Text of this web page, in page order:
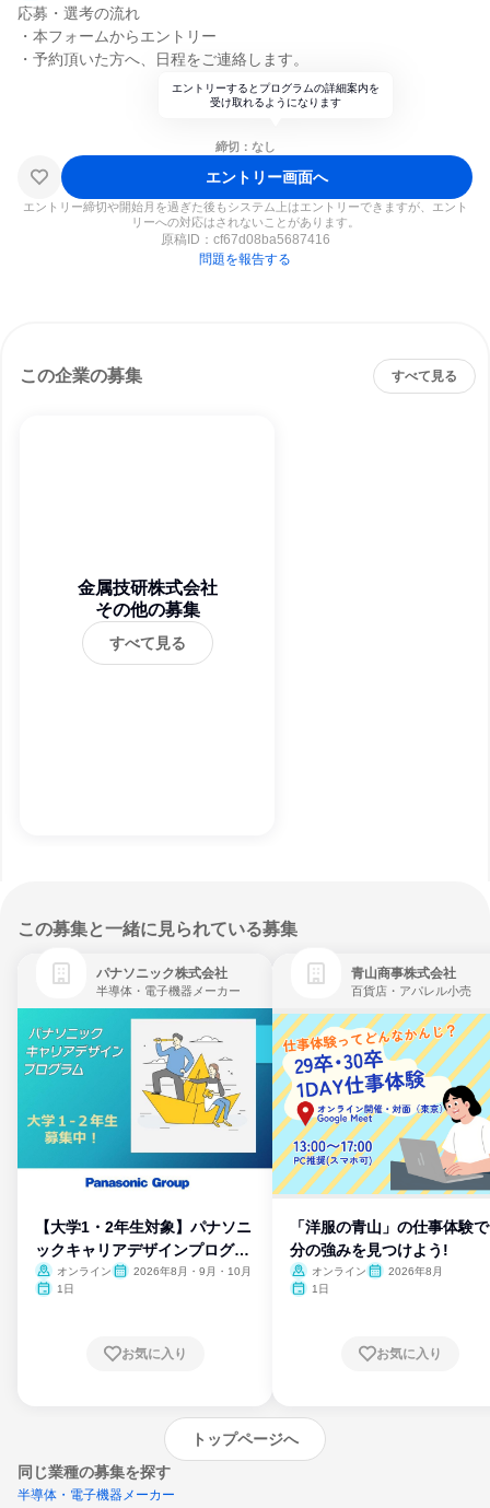
応募・選考の流れ
・本フォームからエントリー
・予約頂いた方へ、日程をご連絡します。
エントリーするとプログラムの詳細案内を
受け取れるようになります
締切：なし
エントリー画面へ
エントリー締切や開始月を過ぎた後もシステム上はエントリーできますが、エント
リーへの対応はされないことがあります。
原稿ID： cf67d08ba5687416
問題を報告する
この企業の募集 すべて見る
金属技研株式会社
その他の募集
すべて見る
この募集と一緒に見られている募集
パナソニック株式会社
半導体・電子機器メーカー
【大学1・2年生対象】パナソニ
ックキャリアデザインプログラ
ム
オンライン
2026年8月・9月・10月
1日
お気に入り
青山商事株式会社
百貨店・アパレル小売
「洋服の青山」の仕事体験
分の強みを見つけよう!
オンライン
2026年8月
1日
お気に入り
トップページへ
同じ業種の募集を探す
半導体・電子機器メーカー